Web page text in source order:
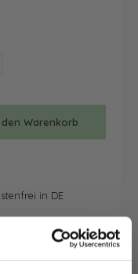
verfügbar.)
den Warenkorb
in DE